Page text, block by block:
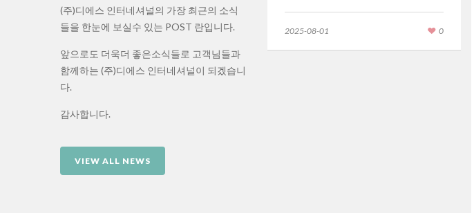
(주)디에스 인터네셔널의 가장 최근의 소식
들을 한눈에 보실수 있는 POST 란입니다.
앞으로도 더욱더 좋은소식들로 고객님들과
함께하는 (주)디에스 인터네셔널이 되겠습니
다.
감사합니다.
VIEW ALL NEWS
2025-08-01 0